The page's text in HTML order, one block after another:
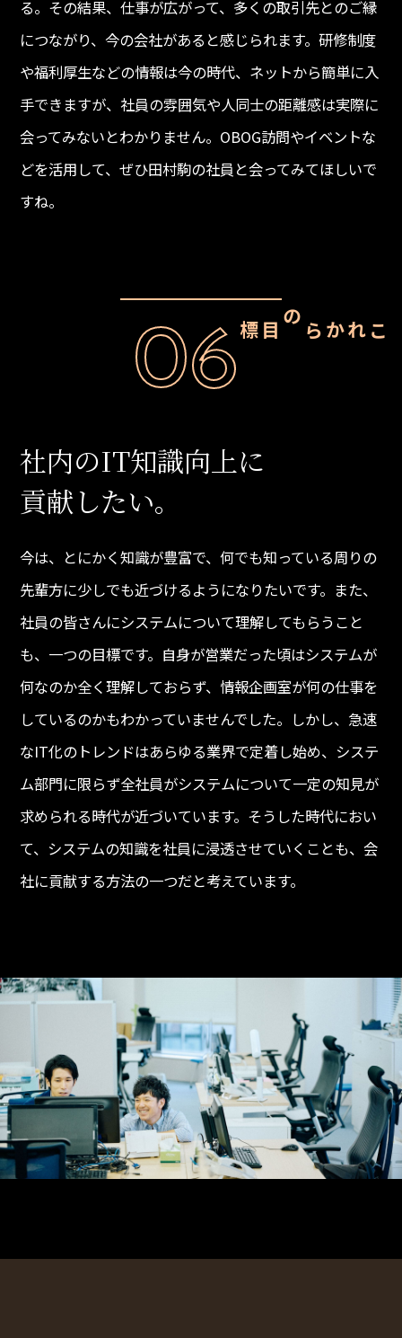
る。その結果、仕事が広がって、多くの取引先とのご縁
につながり、今の会社があると感じられます。研修制度
や福利厚生などの情報は今の時代、ネットから簡単に入
手できますが、社員の雰囲気や人同士の距離感は実際に
会ってみないとわかりません。OBOG訪問やイベントな
どを活用して、ぜひ田村駒の社員と会ってみてほしいで
すね。
06 これからの目標
社内のIT知識向上に
貢献したい。
今は、とにかく知識が豊富で、何でも知っている周りの
先輩方に少しでも近づけるようになりたいです。また、
社員の皆さんにシステムについて理解してもらうこと
も、一つの目標です。自身が営業だった頃はシステムが
何なのか全く理解しておらず、情報企画室が何の仕事を
しているのかもわかっていませんでした。しかし、急速
なIT化のトレンドはあらゆる業界で定着し始め、システ
ム部門に限らず全社員がシステムについて一定の知見が
求められる時代が近づいています。そうした時代におい
て、システムの知識を社員に浸透させていくことも、会
社に貢献する方法の一つだと考えています。